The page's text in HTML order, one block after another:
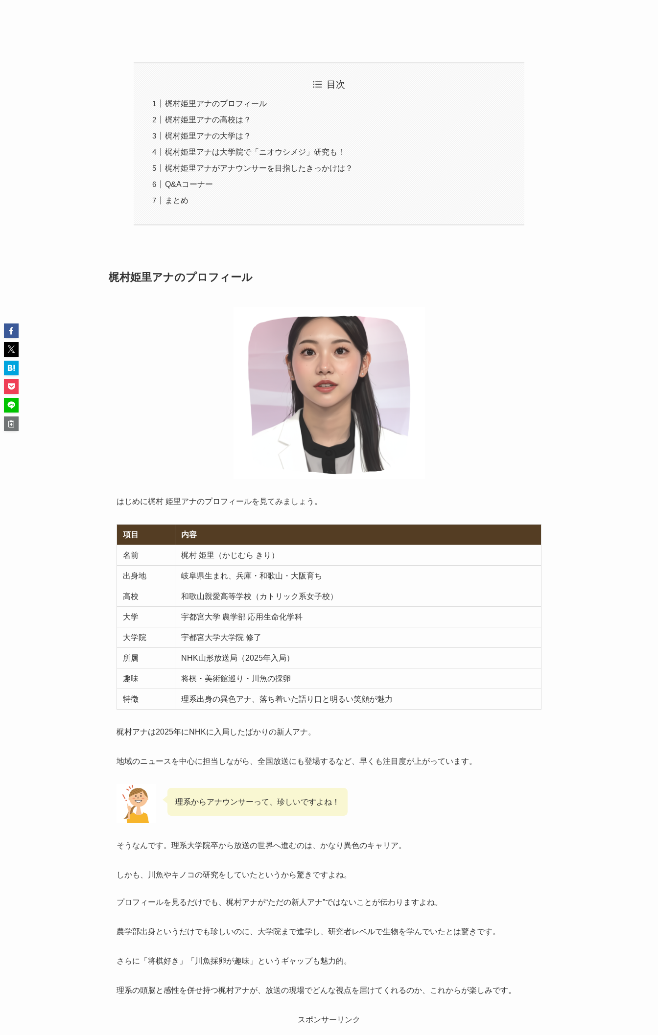
目次
梶村姫里アナのプロフィール
梶村姫里アナの高校は？
梶村姫里アナの大学は？
梶村姫里アナは大学院で「ニオウシメジ」研究も！
梶村姫里アナがアナウンサーを目指したきっかけは？
Q&Aコーナー
まとめ
梶村姫里アナのプロフィール
はじめに梶村 姫里アナのプロフィールを見てみましょう。
項目 内容
名前 梶村 姫里（かじむら きり）
出身地 岐阜県生まれ、兵庫・和歌山・大阪育ち
高校 和歌山親愛高等学校（カトリック系女子校）
大学 宇都宮大学 農学部 応用生命化学科
大学院 宇都宮大学大学院 修了
所属 NHK山形放送局（2025年入局）
趣味 将棋・美術館巡り・川魚の採卵
特徴 理系出身の異色アナ、落ち着いた語り口と明るい笑顔が魅力
梶村アナは2025年にNHKに入局したばかりの新人アナ。
地域のニュースを中心に担当しながら、全国放送にも登場するなど、早くも注目度が上がっています。
理系からアナウンサーって、珍しいですよね！
そうなんです。理系大学院卒から放送の世界へ進むのは、かなり異色のキャリア。
しかも、川魚やキノコの研究をしていたというから驚きですよね。
プロフィールを見るだけでも、梶村アナが“ただの新人アナ”ではないことが伝わりますよね。
農学部出身というだけでも珍しいのに、大学院まで進学し、研究者レベルで生物を学んでいたとは驚きです。
さらに「将棋好き」「川魚採卵が趣味」というギャップも魅力的。
理系の頭脳と感性を併せ持つ梶村アナが、放送の現場でどんな視点を届けてくれるのか、これからが楽しみです。
スポンサーリンク